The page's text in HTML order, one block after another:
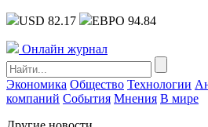
USD 82.17 ЕВРО 94.84
Онлайн журнал
Экономика Общество Технологии
компаний События Мнения В мире